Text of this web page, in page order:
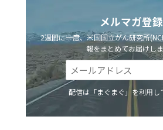
メルマガ登録
2週間に一度、米国国立がん研究所
報をまとめてお届けしま
配信は「まぐまぐ」を利用し